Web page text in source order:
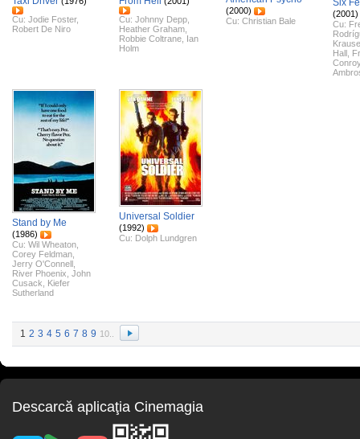
Cu: Jodie Foster,
Robert De Niro
Cu: Johnny Depp
Heather Graham
Robbie Coltrane Ian
Holm
(2000)
Cu: Christian Bale
Six
(2001)
Cu:
Krause
Hall
Conroy
Stand by Me
(1986)
Cu: Wil Wheaton
Corey Feldman
Jerry O'Connell
River Phoenix John
Cusack
Kiefer
Sutherland
Universal Soldier
(1992)
Cu: Dolph Lundgren
1 2 3 4 5 6 7 8 9 10..
Descarcă aplicaţia Cinemagia